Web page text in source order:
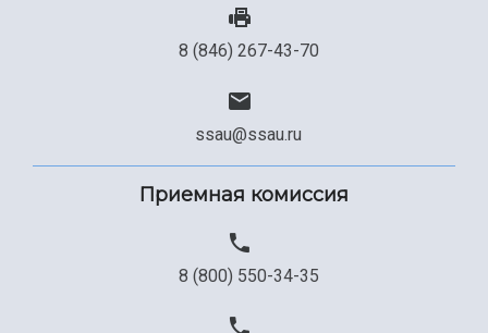
8 (846) 267-43-70
ssau@ssau.ru
Приемная комиссия
8 (800) 550-34-35